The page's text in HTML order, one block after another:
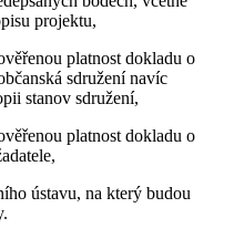
projektu,
platnost dokladu o
sdružení navíc
stanov sdružení,
platnost dokladu o
ústavu, na který budou